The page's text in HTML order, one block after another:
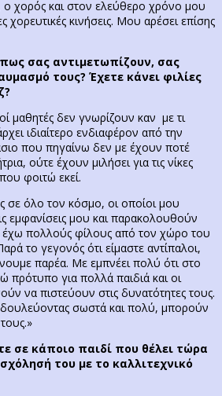
χορός και στον ελεύθερο χρόνο μου
κινήσεις. Μου αρέσει επίσης
σας αντιμετωπίζουν, σας
τους? Έχετε κάνει φιλίες
μαθητές δεν γνωρίζουν καν με τι
ιδιαίτερο ενδιαφέρον από την
που πηγαίνω δεν με έχουν ποτέ
ούτε έχουν μιλήσει για τις νίκες
φοιτώ εκεί.
όλο τον κόσμο, οι οποίοι μου
εμφανίσεις μου και παρακολουθούν
έχω πολλούς φίλους από τον χώρο του
το γεγονός ότι είμαστε αντίπαλοι,
παρέα. Με εμπνέει πολύ ότι στο
πρότυπο για πολλά παιδιά και οι
να πιστεύουν στις δυνατότητες τους.
σωστά και πολύ, μπορούν
σε κάποιο παιδί που θέλει τώρα
του με το καλλιτεχνικό